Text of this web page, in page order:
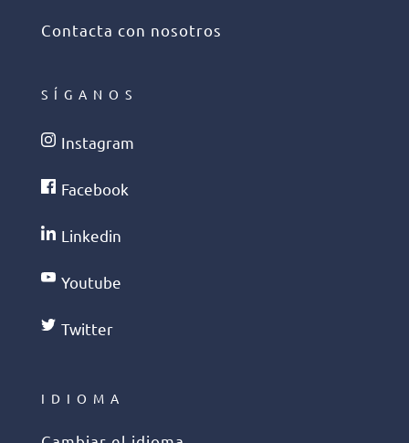
Contacta con nosotros
SÍGANOS
Instagram
Facebook
Linkedin
Youtube
Twitter
IDIOMA